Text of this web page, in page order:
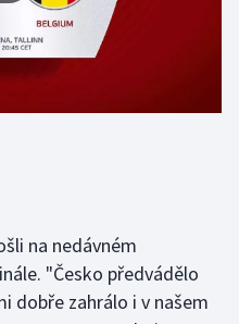
na nedávném
"Česko předvádělo
dobře zahrálo i v našem